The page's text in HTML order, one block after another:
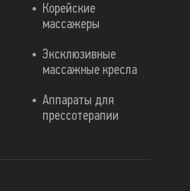
Корейские
массажеры
Эксклюзивные
массажные кресла
Аппараты для
прессотерапии